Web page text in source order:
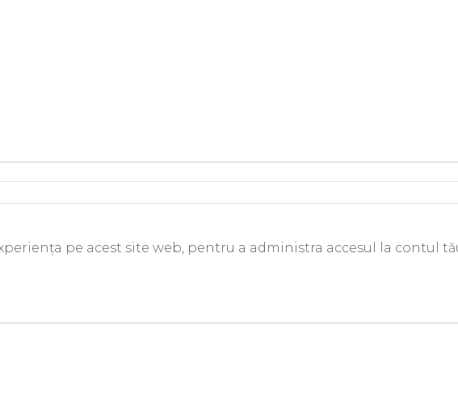
pe acest site web, pentru a administra accesul la contul